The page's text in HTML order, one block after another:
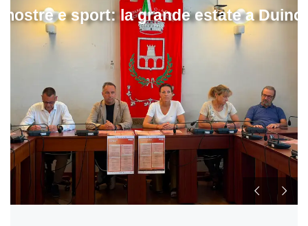
e sport: la grande estate a